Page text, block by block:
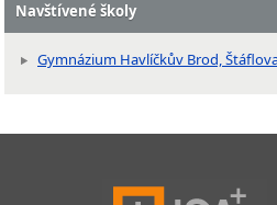
Navštívené školy
Gymnázium Havlíčkův Brod,